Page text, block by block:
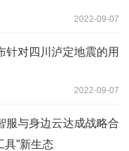
2022-09-07
针对四川泸定地震的用
2022-09-07
服与身边云达成战略合
具”新生态